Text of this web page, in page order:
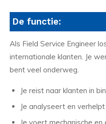
De functie:
Als Field Service Engineer
internationale klanten. Je
bent veel onderweg.
Je reist naar klanten in
Je analyseert en